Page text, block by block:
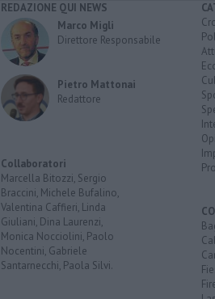
REDAZIONE QUI NEWS
Marco Migli
Direttore Responsabile
Pietro Mattonai
Redattore
Collaboratori
Marcella Bitozzi, Sergio
Braccini, Michele Bufalino,
Valentina Caffieri, Linda
Giuliani, Dina Laurenzi,
Monica Nocciolini, Paolo
Nocentini, Gabriele
Santarnecchi, Paola Silvi.